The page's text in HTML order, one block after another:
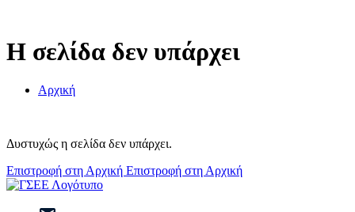
Η σελίδα δεν υπάρχει
Αρχική
Δυστυχώς η σελίδα δεν υπάρχει.
Επιστροφή στη Αρχική Επιστροφή στη Αρχική